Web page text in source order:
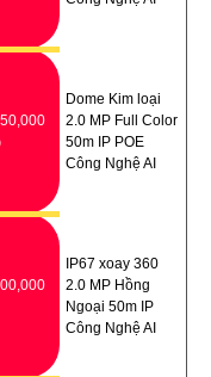
Dome Kim loại
2.0 MP Full Color
50m IP POE
Công Nghệ AI
IP67 xoay 360
2.0 MP Hồng
Ngoại 50m IP
Công Nghệ AI